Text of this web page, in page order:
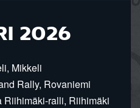
2026
Mikkeli
Rally, Rovaniemi
Riihimäki-ralli, Riihimäki